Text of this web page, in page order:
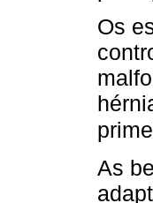
Os
As